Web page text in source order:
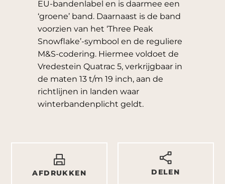
EU-bandenlabel en is daarmee een
‘groene’ band. Daarnaast is de band
voorzien van het ‘Three Peak
Snowflake’-symbool en de reguliere
M&S-codering. Hiermee voldoet de
Vredestein Quatrac 5, verkrijgbaar in
de maten 13 t/m 19 inch, aan de
richtlijnen in landen waar
winterbandenplicht geldt.
AFDRUKKEN DELEN